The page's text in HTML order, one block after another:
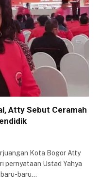
Atty Sebut Ceramah
Kota Bogor Atty
pernyataan Ustad Yahya
baru-baru…